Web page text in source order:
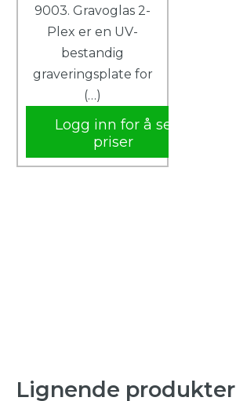
9003. Gravoglas 2-
Plex er en UV-
bestandig
graveringsplate for
(…)
Logg inn for å se
priser
Lignende produkter